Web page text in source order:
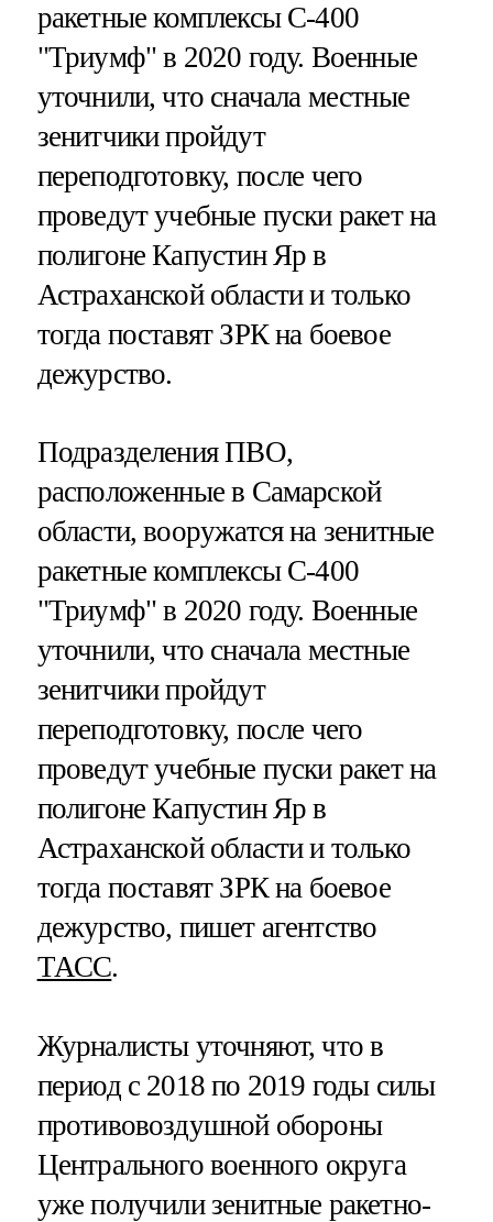
ракетные комплексы С-400
"Триумф" в 2020 году. Военные
уточнили, что сначала местные
зенитчики пройдут
переподготовку, после чего
проведут учебные пуски ракет на
полигоне Капустин Яр в
Астраханской области и только
тогда поставят ЗРК на боевое
дежурство.
Подразделения ПВО,
расположенные в Самарской
области, вооружатся на зенитные
ракетные комплексы С-400
"Триумф" в 2020 году. Военные
уточнили, что сначала местные
зенитчики пройдут
переподготовку, после чего
проведут учебные пуски ракет на
полигоне Капустин Яр в
Астраханской области и только
тогда поставят ЗРК на боевое
дежурство, пишет агентство
ТАСС.
Журналисты уточняют, что в
период с 2018 по 2019 годы силы
противовоздушной обороны
Центрального военного округа
уже получили зенитные ракетно-